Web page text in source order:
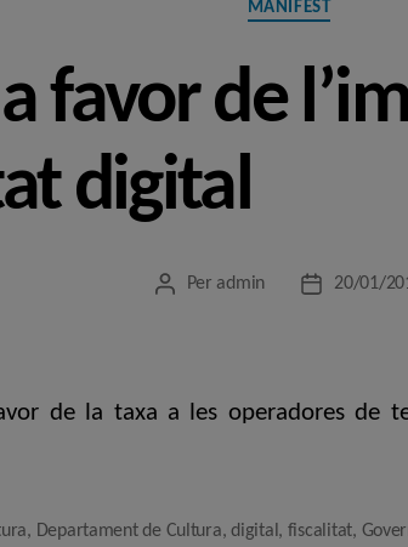
MANIFEST
favor de
digital
Autor
Per admin
Data20/01/
de la taxa a les operadores de
, Departament de Cultura,digital , fiscalitat,